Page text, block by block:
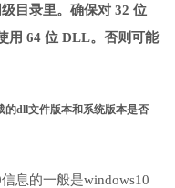
目录里。确保对 32 位
用 64 位 DLL。否则可能
的dll文件版本和系统版本是否
息的一般是windows10